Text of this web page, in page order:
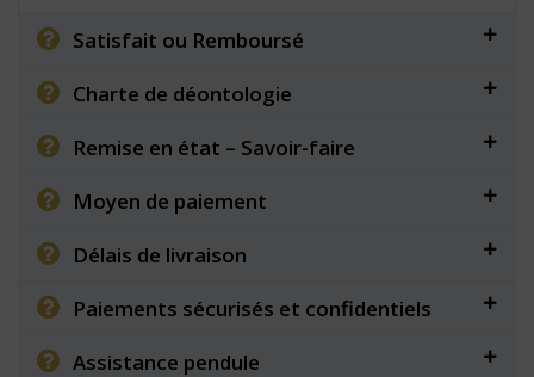
Satisfait ou Remboursé
Charte de déontologie
Remise en état – Savoir-faire
Moyen de paiement
Délais de livraison
Paiements sécurisés et confidentiels
Assistance pendule